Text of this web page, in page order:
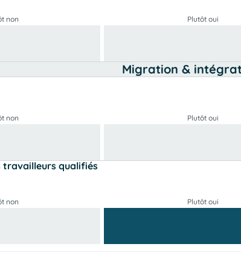
non Plutôt oui
Migration &
non Plutôt oui
travailleurs qualifiés
non Plutôt oui